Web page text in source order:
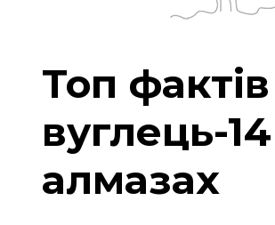
Топ
вуглець-
алмазах